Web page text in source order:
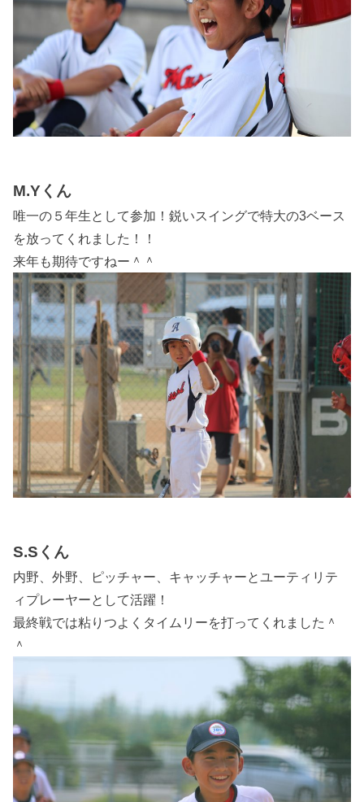
M.Yくん
唯一の５年生として参加！鋭いスイングで特大の3ベース
を放ってくれました！！
来年も期待ですねー＾＾
S.Sくん
内野、外野、ピッチャー、キャッチャーとユーティリテ
ィプレーヤーとして活躍！
最終戦では粘りつよくタイムリーを打ってくれました＾
＾